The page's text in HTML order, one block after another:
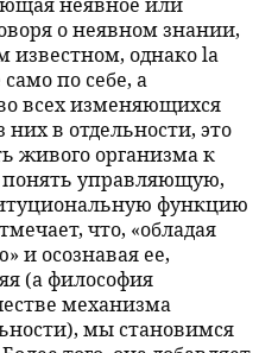
о неявном знании,
известном, однако la
по себе, а
всех изменяющихся
в отдельности, это
живого организма к
управляющую,
функцию
что, «обладая
и осознавая ее,
(а философия
механизма
мы становимся